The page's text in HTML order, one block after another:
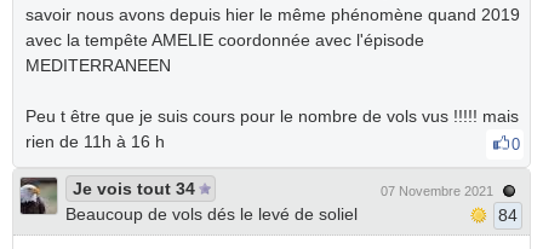
savoir nous avons depuis hier le même phénomène quand 2019
avec la tempête AMELIE coordonnée avec l'épisode
MEDITERRANEEN
Peu t être que je suis cours pour le nombre de vols vus !!!!! mais
rien de 11h à 16 h
0
Je vois tout 34
Beaucoup de vols dés le levé de soliel
07 Novembre 2021
84